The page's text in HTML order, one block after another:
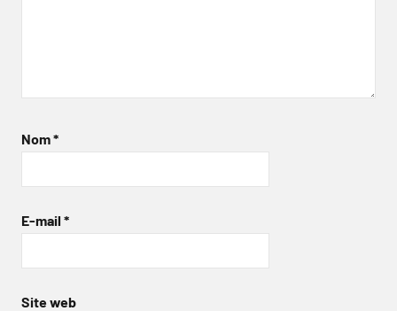
Nom*
E-mail *
Site web